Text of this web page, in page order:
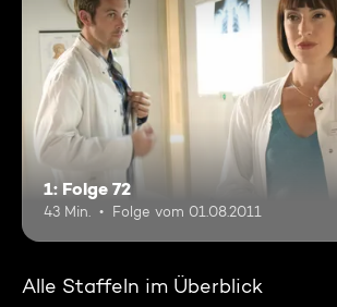
1: Folge 72
43 Min. Folge vom 01.08.2011
Alle Staffeln im Überblick